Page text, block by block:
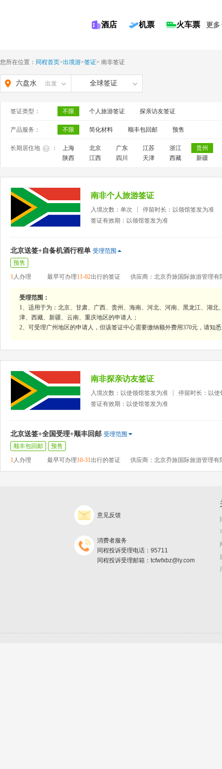
酒店 机票 火车票 更多
您所在位置： 同程首页>出境游>签证> 南非签证
六盘水 出发 全球签证
签证类型： 不限 个人旅游签证 探亲访友签证
产品服务： 不限 简化材料 顺丰包回邮 预售
长期居住地 ： 上海 北京 广东 江苏 浙江
贵州
陕西
江西 四川 天津 西藏 新疆
南非个人旅游签证
入境次数：单次
停留时长：以领馆签发为准
签证有效期：以领馆签发为准
北京送签+自备机酒行程单 受理范围
预售
1人办理 最早可办理11-02出行的签证 供应商：北京乔旅国际旅游管理有
受理范围：
1、适用于为：北京、甘肃、广西、贵州、海南、河北、河南、黑龙江、湖
津、西藏、新疆、云南、重庆地区的申请人；
2、可受理广州地区的申请人，但该签证中心需要缴纳额外费用370元，请知
南非探亲访友签证
入境次数：以使领馆签发为准
停留时长：以使
签证有效期：以使馆签发为准
北京送签+全国受理+顺丰回邮 受理范围
顺丰包回邮
预售
1人办理 最早可办理10-31出行的签证 供应商：北京乔旅国际旅游管理有
意见反馈
消费者服务
同程投诉受理电话：95711
同程投诉受理邮箱：tcfwfxbz@ly.com